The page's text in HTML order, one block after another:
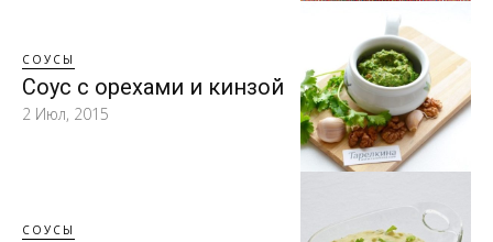
СОУСЫ
Соус с орехами и кинзой
2 Июл, 2015
СОУСЫ